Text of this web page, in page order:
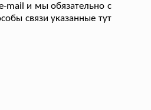
mail и мы обязательно с
связи указанные тут